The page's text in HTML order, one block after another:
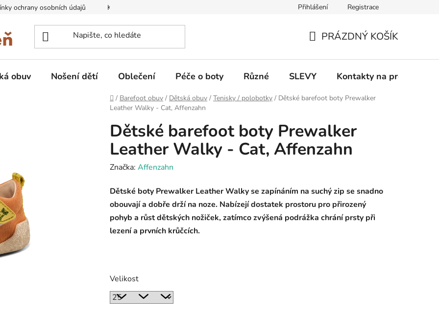
ochrany osobních údajů Kontakty na prodejny Informace k on-line platbám Odstoupení od
Přihlášení Registrace
KOŠÍK
PRÁZDNÝ KOŠÍK
obuv Nošení dětí Oblečení Péče o boty Různé SLEVY Kontakty na prodejny
Domů
/ Barefoot obuv / Dětská obuv / Tenisky / polobotky / Dětské barefoot boty Prewalker
Leather Walky - Cat, Affenzahn
Dětské barefoot boty Prewalker
Leather Walky - Cat, Affenzahn
Značka: Affenzahn
Dětské boty Prewalker Leather Walky se zapínáním na suchý zip se snadno
obouvají a dobře drží na noze. Nabízejí dostatek prostoru pro přirozený
pohyb a růst dětských nožiček, zatímco zvýšená podrážka chrání prsty při
lezení a prvních krůčcích.
Velikost